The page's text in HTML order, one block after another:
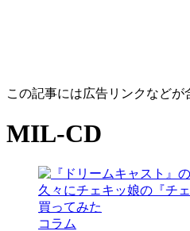
この記事には広告リンクなどが
MIL-CD
コラム